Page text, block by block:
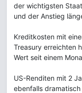
der wichtigsten
und der Anstieg
Kreditkosten mit
Treasury erreichten
Wert seit einem
US-Renditen mit 2
ebenfalls